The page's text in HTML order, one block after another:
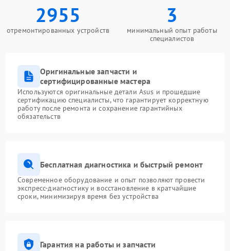
2955
отремонтированных устройств
3
минимальный опыт работы
специалистов
Оригинальные запчасти и
сертифицированные мастера
Используются оригинальные детали Asus и прошедшие
сертификацию специалисты, что гарантирует корректную
работу после ремонта и сохранение гарантийных
обязательств
Бесплатная диагностика и быстрый ремонт
Современное оборудование и опыт позволяют провести
экспресс-диагностику и восстановление в кратчайшие
сроки, минимизируя время без устройства
Гарантия на работы и запчасти